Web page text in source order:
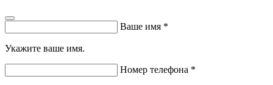
Ваше имя *
Укажите ваше имя.
Номер телефона *